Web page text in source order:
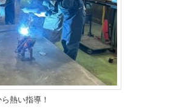
熱い指導！